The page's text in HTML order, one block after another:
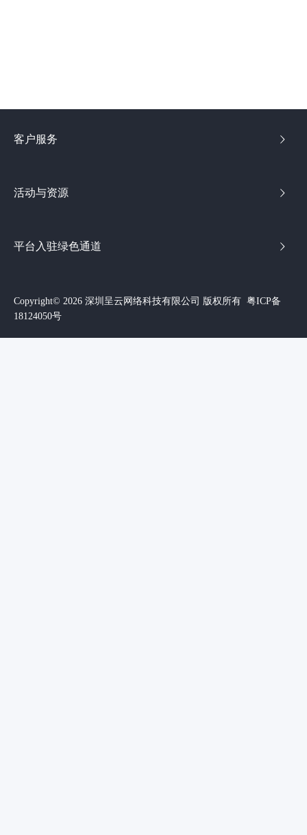
客户服务
活动与资源
平台入驻绿色通道
Copyright© 2026 深圳呈云网络科技有限公司 版权所有 粤ICP备
18124050号